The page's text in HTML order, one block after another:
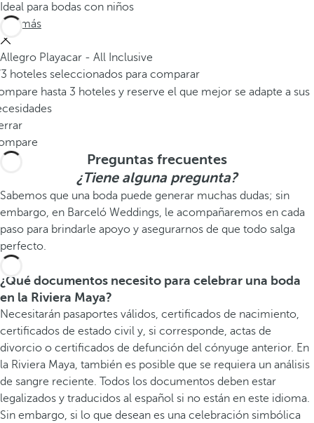
Ideal para bodas con niños
Ver más
Allegro Playacar - All Inclusive
hoteles seleccionados para comparar
hasta 3 hoteles y reserve el que mejor se adapte a sus
Preguntas frecuentes
¿Tiene alguna pregunta?
Sabemos que una boda puede generar muchas dudas; sin
embargo, en Barceló Weddings, le acompañaremos en cada
paso para brindarle apoyo y asegurarnos de que todo salga
perfecto.
¿Qué documentos necesito para celebrar una boda
en la Riviera Maya?
Necesitarán pasaportes válidos, certificados de nacimiento,
certificados de estado civil y, si corresponde, actas de
divorcio o certificados de defunción del cónyuge anterior. En
la Riviera Maya, también es posible que se requiera un análisis
de sangre reciente. Todos los documentos deben estar
legalizados y traducidos al español si no están en este idioma.
Sin embargo, si lo que desean es una celebración simbólica